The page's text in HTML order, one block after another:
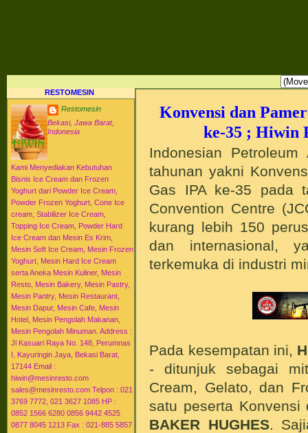
RESTOMESIN
Restomesin
Bekasi, Jawa Barat,
Indonesia
Kami Menyediakan Kebutuhan
Bisnis Ice Cream dan Frozen
Yoghurt dari Powder Ice Cream,
Powder Frozen Yoghurt, Cone Ice
cream, Stabilizer Ice Cream,
Topping Ice Cream, Powder Hard
Ice Cream dan Mesin Es Krim,
Mesin Soft Ice Cream, Mesin Frozen
Yoghurt, Mesin Hard Ice Cream
serta Aneka Mesin Kuliner, Mesin
Resto, Mesin Bakery, Mesin Pastry,
Mesin Pantry, Mesin Restaurant,
Mesin Dapur, Mesin Cafe, Mesin
Hotel, Mesin Pengolah Makanan,
Mesin Pengolah Minuman. Address :
Jl Kasuari Raya No. 148, Perumnas
I, Kayuringin Jaya, Bekasi Barat,
17144 Email :
hiwin@mesinresto.com
sales@mesinresto.com Telpon : 021
3769 7772, 021 3627 1085 HP :
0852 1566 6280 0856 9442 4525
0877 8045 1213 Fax : 021-885 5857
Konvensi dan
ke-35 ; Hiwin
Indonesian
tahunan yakni
Gas IPA ke-35 pada
Convention Centre
kurang lebih 150
dan internasional,
terkemuka di industri
Pada kesempatan ini,
- ditunjuk sebagai
Cream, Gelato, dan
satu peserta
BAKER HUGHES.